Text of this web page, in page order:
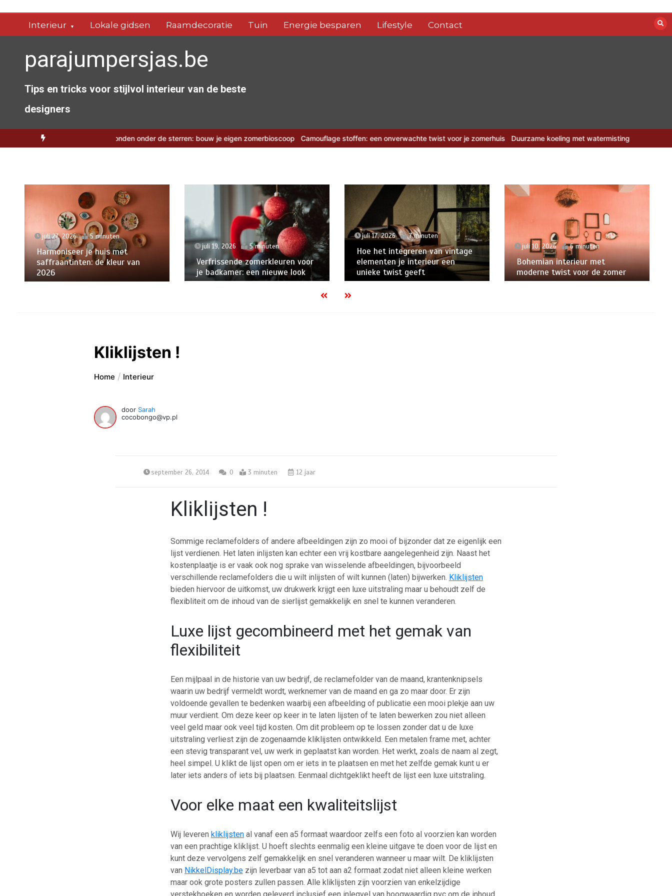
Interieur Lokale gidsen Raamdecoratie Tuin Energie besparen Lifestyle Contact
parajumpersjas.be
Tips en tricks voor stijlvol interieur van de beste
designers
zomertrend Filmavonden onder de sterren: bouw je eigen zomerbioscoop Camouflage stoffen: een onverwachte twist voor je zomerhuis Duurzame koeling met watermisting system: de zomertrend
juli 27, 2026 5 minuten
Harmoniseer je huis met
saffraantinten: de kleur van
2026
juli 19, 2026 5 minuten
Verfrissende zomerkleuren voor
je badkamer: een nieuwe look
juli 17, 2026 7 minuten
Hoe het integreren van vintage
elementen je interieur een
unieke twist geeft
juli 10, 2026 6 minuten
Bohemian interieur met
moderne twist voor de zomer
Kliklijsten !
Home Interieur
door Sarah
cocobongo@vp.pl
september 26, 2014 0 3 minuten 12 jaar
Kliklijsten !
Sommige reclamefolders of andere afbeeldingen zijn zo mooi of bijzonder dat ze eigenlijk een
lijst verdienen. Het laten inlijsten kan echter een vrij kostbare aangelegenheid zijn. Naast het
kostenplaatje is er vaak ook nog sprake van wisselende afbeeldingen, bijvoorbeeld
verschillende reclamefolders die u wilt inlijsten of wilt kunnen (laten) bijwerken. Kliklijsten
bieden hiervoor de uitkomst, uw drukwerk krijgt een luxe uitstraling maar u behoudt zelf de
flexibliteit om de inhoud van de sierlijst gemakkelijk en snel te kunnen veranderen.
Luxe lijst gecombineerd met het gemak van
flexibiliteit
Een mijlpaal in de historie van uw bedrijf, de reclamefolder van de maand, krantenknipsels
waarin uw bedrijf vermeldt wordt, werknemer van de maand en ga zo maar door. Er zijn
voldoende gevallen te bedenken waarbij een afbeelding of publicatie een mooi plekje aan uw
muur verdient. Om deze keer op keer in te laten lijsten of te laten bewerken zou niet alleen
veel geld maar ook veel tijd kosten. Om dit probleem op te lossen zonder dat u de luxe
uitstraling verliest zijn de zogenaamde kliklijsten ontwikkeld. Een metalen frame met, achter
een stevig transparant vel, uw werk in geplaatst kan worden. Het werkt, zoals de naam al zegt,
heel simpel. U klikt de lijst open om er iets in te plaatsen en met het zelfde gemak kunt u er
later iets anders of iets bij plaatsen. Eenmaal dichtgeklikt heeft de lijst een luxe uitstraling.
Voor elke maat een kwaliteitslijst
Wij leveren kliklijstenal vanaf een a5 formaat waardoor zelfs een foto al voorzien kan worden
van een prachtige kliklijst. U hoeft slechts eenmalig een kleine uitgave te doen voor de lijst en
kunt deze vervolgens zelf gemakkelijk en snel veranderen wanneer u maar wilt. De kliklijsten
van NikkelDisplay.bezijn leverbaar van a5 tot aan a2 formaat zodat niet alleen kleine werken
maar ook grote posters zullen passen. Alle kliklijsten zijn voorzien van enkelzijdige